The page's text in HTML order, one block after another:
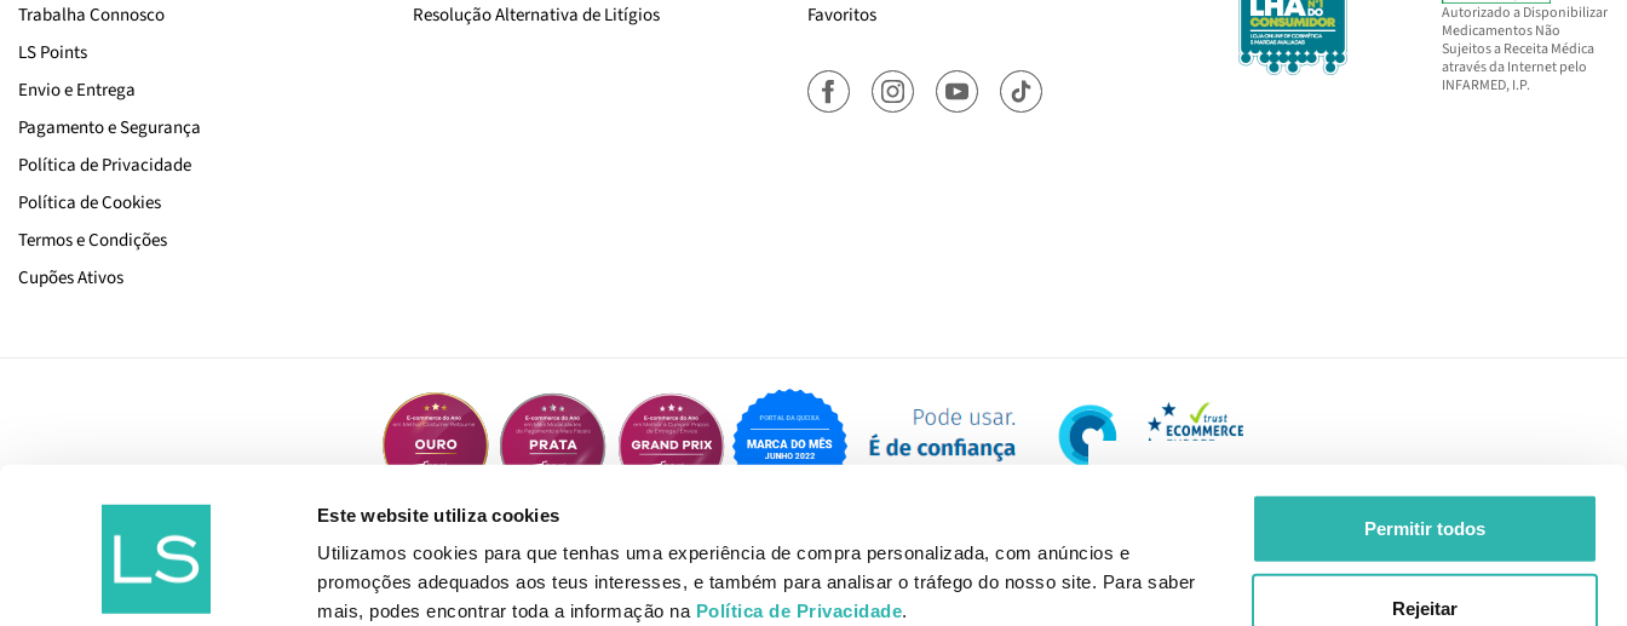
Este website utiliza cookies
Utilizamos cookies para que tenhas uma experiência de compra personalizada, com anúncios e
promoções adequados aos teus interesses, e também para analisar o tráfego do nosso site. Para saber
mais, podes encontrar toda a informação na Política de Privacidade.
Permitir todos
Rejeitar
Trabalha Connosco
LS Points
Envio e Entrega
Pagamento e Segurança
Política de Privacidade
Política de Cookies
Termos e Condições
Cupões Ativos
Resolução Alternativa de Litígios
Favoritos
Autorizado a Disponibilizar
Medicamentos Não
Sujeitos a Receita Médica
através da Internet pelo
INFARMED, I.P.